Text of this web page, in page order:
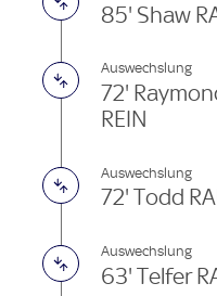
85' Shaw
Auswechslung
72'
REIN
Auswechslung
72' Todd
Auswechslung
63' Telfer